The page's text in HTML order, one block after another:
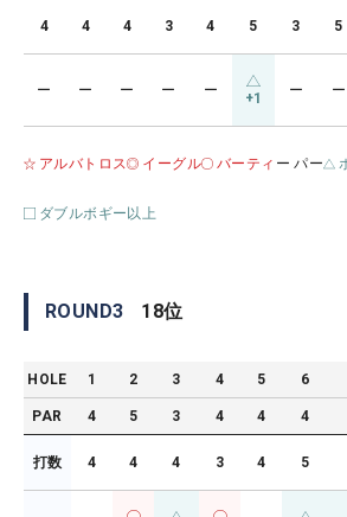
4 4 4 3 4 5 3 5
ー ー ー ー ー +1 ー ー
アルバトロス イーグル バーティ ー パー
ダブルボギー以上
ROUND3 18位
HOLE 1 2 3 4 5 6
PAR 4 5 3 4 4 4
打数 4 4 4 3 4 5